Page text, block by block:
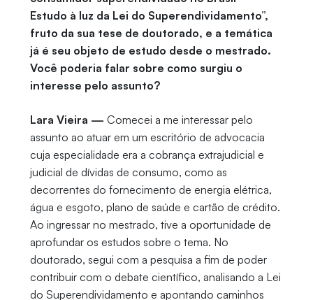
Estudo à luz da Lei do Superendividamento”,
fruto da sua tese de doutorado, e a temática
já é seu objeto de estudo desde o mestrado.
Você poderia falar sobre como surgiu o
interesse pelo assunto?
Lara Vieira — Comecei a me interessar pelo
assunto ao atuar em um escritório de advocacia
cuja especialidade era a cobrança extrajudicial e
judicial de dívidas de consumo, como as
decorrentes do fornecimento de energia elétrica,
água e esgoto, plano de saúde e cartão de crédito.
Ao ingressar no mestrado, tive a oportunidade de
aprofundar os estudos sobre o tema. No
doutorado, segui com a pesquisa a fim de poder
contribuir com o debate científico, analisando a Lei
do Superendividamento e apontando caminhos